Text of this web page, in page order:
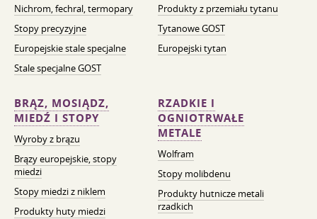
Nichrom, fechral, termopary
Stopy precyzyjne
Europejskie stale specjalne
Stale specjalne GOST
Produkty z przemiału tytanu
Tytanowe GOST
Europejski tytan
BRĄZ, MOSIĄDZ,
MIEDŹ I STOPY
Wyroby z brązu
Brązy europejskie, stopy
miedzi
Stopy miedzi z niklem
Produkty huty miedzi
RZADKIE I
OGNIOTRWAŁE
METALE
Wolfram
Stopy molibdenu
Produkty hutnicze metali
rzadkich